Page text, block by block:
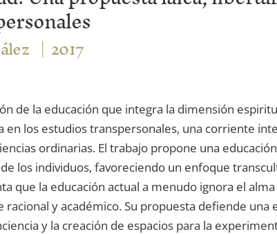
2017
de la educación que integra la dimensión
en los estudios transpersonales, una corriente
ordinarias. El trabajo propone una
los individuos, favoreciendo un enfoque
que la educación actual a menudo ignora el
y académico. Su propuesta defiende una
y la creación de espacios para la